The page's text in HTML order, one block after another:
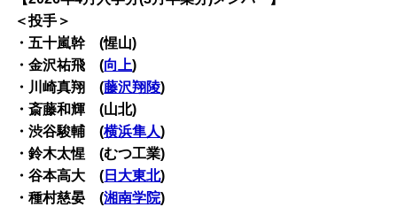
＜投手＞
・五十嵐幹 (惺山)
・金沢祐飛 (向上)
・川崎真翔 (藤沢翔陵)
・斎藤和輝 (山北)
・渋谷駿輔 (横浜隼人)
・鈴木太惺 (むつ工業)
・谷本高大 ( 日大東北)
・種村慈晏 (湘南学院)